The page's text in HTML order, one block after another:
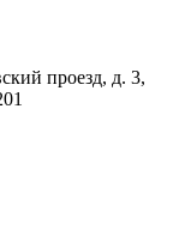
проезд, д. 3,